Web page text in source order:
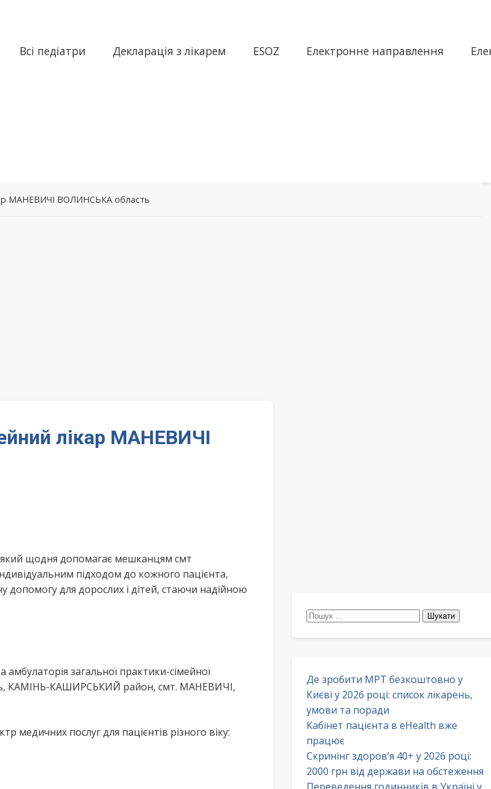
Всі педіатри Декларація з лікарем ESOZ Електронне направлення
МАНЕВИЧІ ВОЛИНСЬКА область
лікар МАНЕВИЧІ
який щодня допомагає мешканцям смт
підходом до кожного пацієнта,
допомогу для дорослих і дітей, стаючи надійною
загальної практики-сімейної
КАМІНЬ-КАШИРСЬКИЙ район, смт. МАНЕВИЧІ,
медичних послуг для пацієнтів різного віку:
Пошук:
Де зробити МРТ безкоштовно у
Києві у 2026 році: список лікарень,
умови та поради
Кабінет пацієнта в eHealth вже
працює
Скринінг здоров’я 40+ у 2026 році:
2000 грн від держави на обстеження